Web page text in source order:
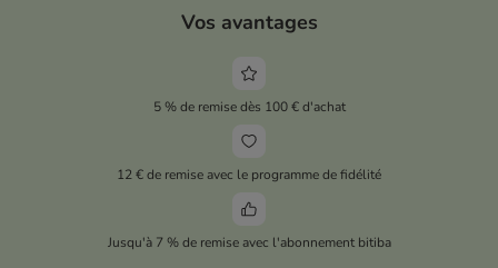
Vos avantages
5 % de remise dès 100 € d'achat
12 € de remise avec le programme de fidélité
Jusqu'à 7 % de remise avec l'abonnement bitiba